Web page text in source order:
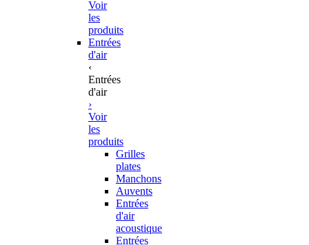
Voir
les
produits
Entrées
d'air
‹
Entrées
d'air
›
Voir
les
produits
Grilles
plates
Manchons
Auvents
Entrées
d'air
acoustique
Entrées